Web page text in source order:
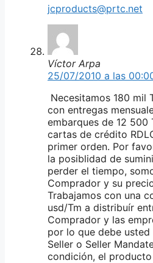
jcproducts@prtc.net
Víctor Arpa
25/07/2010 a las
Necesitamos 180 mil
con entregas
embarques de 12 500
cartas de crédito
primer orden. Por
la posiblidad de
perder el tiempo,
Comprador y su
Trabajamos con una
usd/Tm a distribuír
Comprador y las
por lo que debe usted
Seller o Seller
condición, el producto